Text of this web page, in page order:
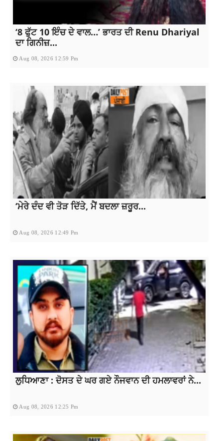
‘8 ਫੁੱਟ 10 ਇੰਚ ਦੇ ਵਾਲ…’ ਭਾਰਤ ਦੀ Renu Dhariyal
ਦਾ ਗਿਨੀਜ਼...
Aug 08, 2026 12:59 Pm
‘ਮੇਰੇ ਦੰਦ ਵੀ ਤੋੜ ਦਿੱਤੇ, ਮੈਂ ਬਦਲਾ ਜ਼ਰੂਰ...
Aug 08, 2026 12:49 Pm
ਲੁਧਿਆਣਾ : ਦੋਸਤ ਦੇ ਘਰ ਗਏ ਨੌਜਵਾਨ ਦੀ ਹਮਲਾਵਰਾਂ ਨੇ...
Aug 08, 2026 12:25 Pm